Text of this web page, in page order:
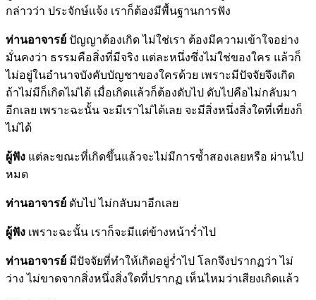
กล่าวว่า ประจักษ์เเจ้ง เราก็ต้องมีพื้นฐานการฟัง
ท่านอาจารย์ ปัญญาต้องเกิด ไม่ใช่เรา ต้องมีความเข้าใจอย่าง
มั่นคงว่า ธรรมคือสิ่งที่มีจริง แต่ละหนึ่งซึ่งไม่ใช่ของใคร แล้วก็
ไม่อยู่ในอำนาจบังคับบัญชาของใครด้วย เพราะมีปัจจัยจึงเกิด
ถ้าไม่มีก็เกิดไม่ได้ เมื่อเกิดแล้วก็ต้องดับไป ดับไปคือไม่กลับมา
อีกเลย เพราะฉะนั้น จะมีเราไม่ได้เลย จะมีสิ่งหนึ่งสิ่งใดที่เที่ยงก็
ไม่ได้
ผู้ฟัง แต่ละขณะที่เกิดขึ้นแล้วจะไม่มีการซ้ำสองเลยหรือ ผ่านไป
หมด
ท่านอาจารย์ ดับไป ไม่กลับมาอีกเลย
ผู้ฟัง เพราะฉะนั้น เราก็จะมีแต่ข้างหน้าร่ำไป
ท่านอาจารย์ มีปัจจัยที่ทำให้เกิดอยู่ร่ำไป โลกจึงปรากฏว่า ไม่
ว่าง ไม่ขาดจากสิ่งหนึ่งสิ่งใดที่ปรากฏ เห็นไหมว่าเสียงเกิดแล้ว